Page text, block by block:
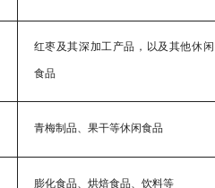
红枣及其深加工产品，以及其他休闲
食品
青梅制品、果干等休闲食品
膨化食品、烘焙食品、饮料等